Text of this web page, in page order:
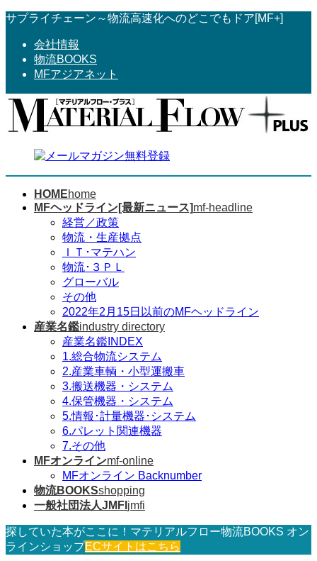
コ
へ
ス
ナ
ョ
ン
サプライチェーン～物流高速化へのどこでもドア[MF+]
会社情報
物流BOOKS
MFアジアネット
HOMEhome
MFヘッドライン[最新ニュース]mf-headline
経営／政策
物流・生産拠点
ＩＴ･マテハン
物流･３ＰＬ
グローバル
その他
2022年2月15日以前のMFヘッドライン
産業名鑑industry directory
産業名鑑INDEX
1.総合物流システム
2.産業車輌・小型運搬車
3.搬送機器・システム
4.保管機器・システム
5.情報･計量機器･システム
6.パレット関連機器
7.その他
MFオンラインmf-online
MFオンライン Backnumber
物流BOOKSshopping
一般社団法人JMFI jmfi
探していた本がここに！マテリアルフロー物流BOOKS オン
ラインショップECサイトはこちら